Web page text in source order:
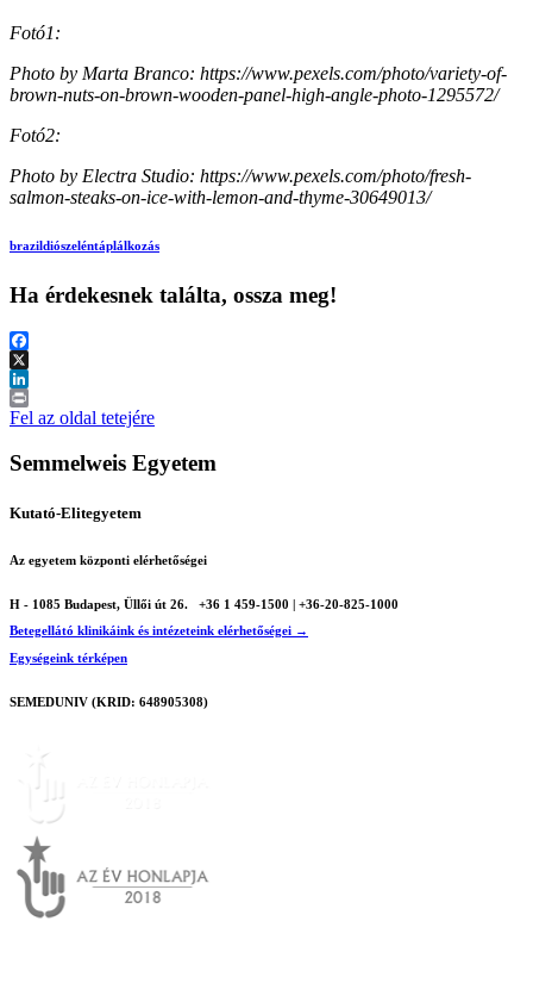
Fotó1:
Photo by Marta Branco: https://www.pexels.com/photo/variety-of-
brown-nuts-on-brown-wooden-panel-high-angle-photo-1295572/
Fotó2:
Photo by Electra Studio: https://www.pexels.com/photo/fresh-
salmon-steaks-on-ice-with-lemon-and-thyme-30649013/
brazildiószeléntáplálkozás
Ha érdekesnek találta, ossza meg!
Facebook
X
LinkedIn
Print
Fel az oldal tetejére
Semmelweis Egyetem
Kutató-Elitegyetem
Az egyetem központi elérhetőségei
H - 1085 Budapest, Üllői út 26.
+36 1 459-1500 | +36-20-825-1000
Betegellátó klinikáink és intézeteink elérhetőségei →
Egységeink térképen
SEMEDUNIV (KRID: 648905308)